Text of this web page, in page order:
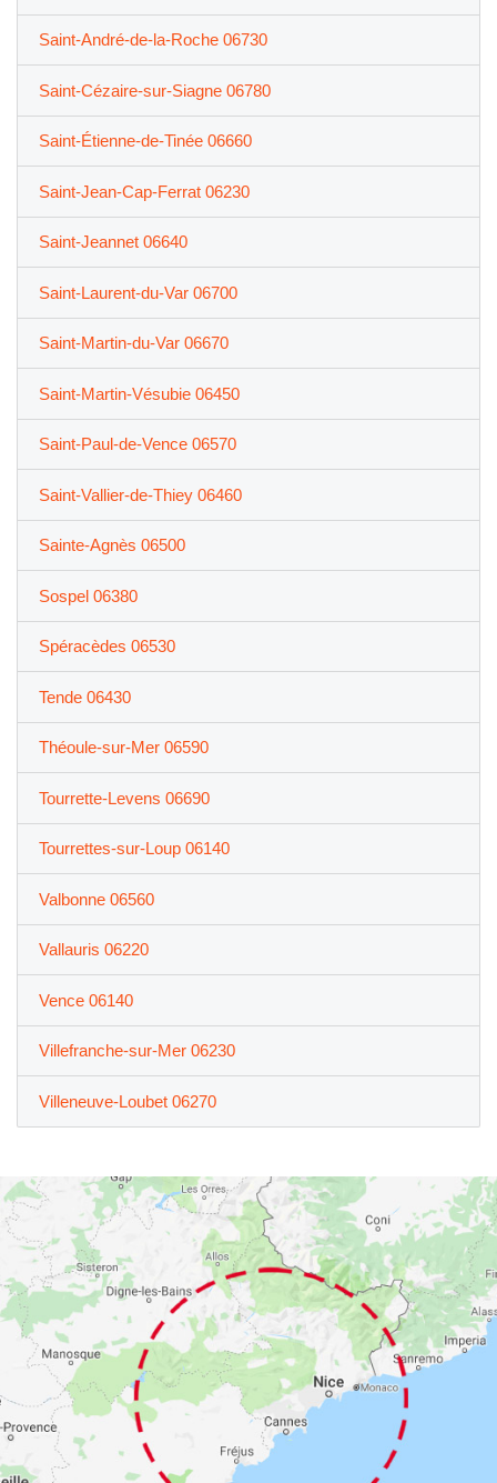
Saint-André-de-la-Roche 06730
Saint-Cézaire-sur-Siagne 06780
Saint-Étienne-de-Tinée 06660
Saint-Jean-Cap-Ferrat 06230
Saint-Jeannet 06640
Saint-Laurent-du-Var 06700
Saint-Martin-du-Var 06670
Saint-Martin-Vésubie 06450
Saint-Paul-de-Vence 06570
Saint-Vallier-de-Thiey 06460
Sainte-Agnès 06500
Sospel 06380
Spéracèdes 06530
Tende 06430
Théoule-sur-Mer 06590
Tourrette-Levens 06690
Tourrettes-sur-Loup 06140
Valbonne 06560
Vallauris 06220
Vence 06140
Villefranche-sur-Mer 06230
Villeneuve-Loubet 06270